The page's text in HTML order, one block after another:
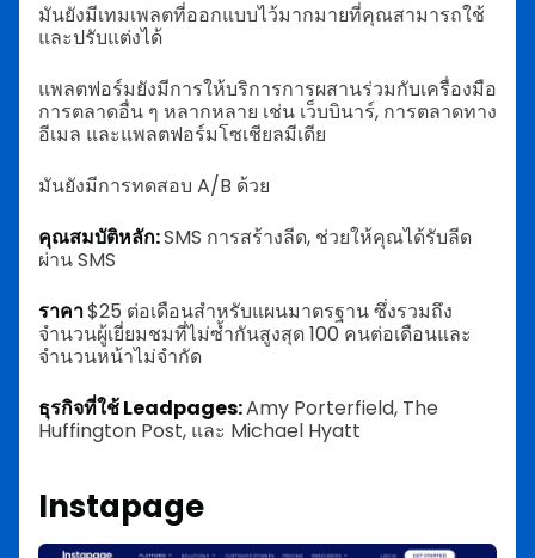
มันยังมีเทมเพลตที่ออกแบบไว้มากมายที่คุณสามารถใช้
และปรับแต่งได้
แพลตฟอร์มยังมีการให้บริการการผสานร่วมกับเครื่องมือ
การตลาดอื่น ๆ หลากหลาย เช่น เว็บบินาร์, การตลาดทาง
อีเมล และแพลตฟอร์มโซเชียลมีเดีย
มันยังมีการทดสอบ A/B ด้วย
คุณสมบัติหลัก:SMS การสร้างลีด, ช่วยให้คุณได้รับลีด
ผ่าน SMS
ราคา$25 ต่อเดือนสำหรับแผนมาตรฐาน ซึ่งรวมถึง
จำนวนผู้เยี่ยมชมที่ไม่ซ้ำกันสูงสุด 100 คนต่อเดือนและ
จำนวนหน้าไม่จำกัด
ธุรกิจที่ใช้ Leadpages:Amy Porterfield, The
Huffington Post, และ Michael Hyatt
Instapage